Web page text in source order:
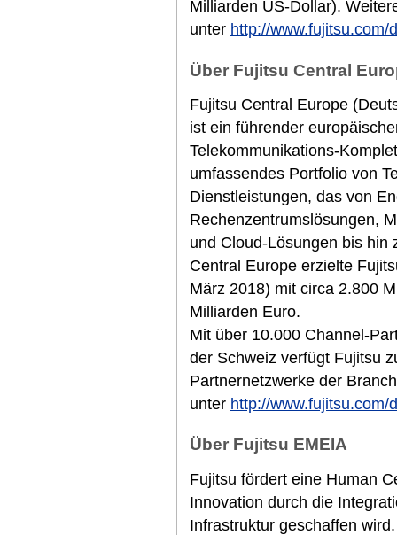
Milliarden US-Dollar).
unter http://www.fujitsu.com/
Über Fujitsu Central
Fujitsu Central Europe
ist ein führender
Telekommunikations-
umfassendes Portfolio von
Dienstleistungen, das von
Rechenzentrumslösungen,
und Cloud-Lösungen bis hin
Central Europe erzielte
März 2018) mit circa 2.800
Milliarden Euro.
Mit über 10.000 Channel-
der Schweiz verfügt Fujitsu
Partnernetzwerke der
unter http://www.fujitsu.com/
Über Fujitsu EMEIA
Fujitsu fördert eine Human
Innovation durch die
Infrastruktur geschaffen